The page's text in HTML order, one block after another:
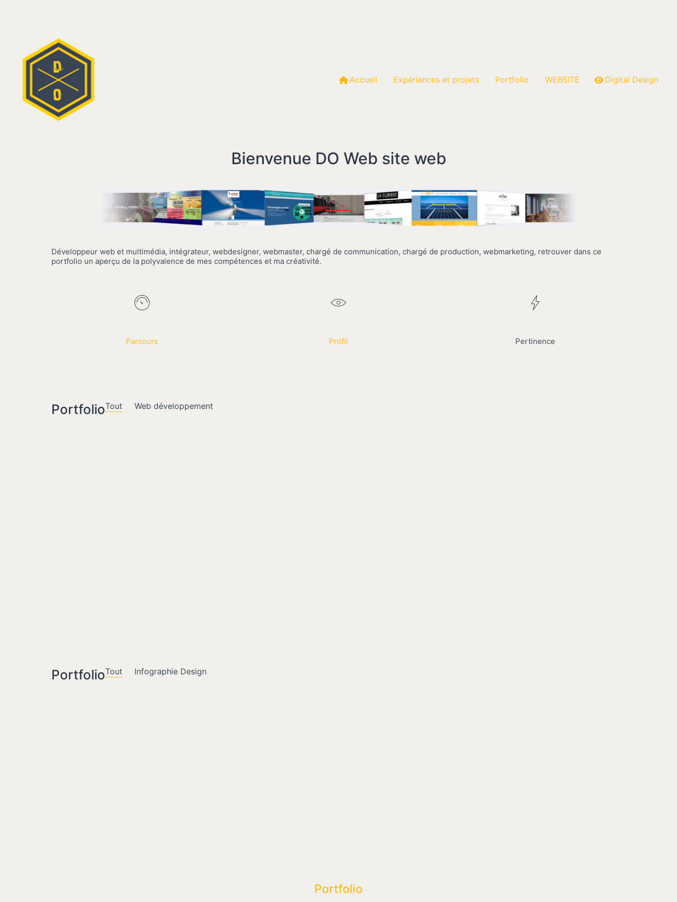
Accueil Expériences et projets Portfolio WEBSITE Digital Design
Bienvenue DO Web site web
Développeur web et multimédia, intégrateur, webdesigner, webmaster, chargé de communication, chargé de production, webmarketing, retrouver dans ce
portfolio un aperçu de la polyvalence de mes compétences et ma créativité.
Parcours Profil Pertinence
PortfolioTout Web développement
PortfolioTout Infographie Design
Portfolio